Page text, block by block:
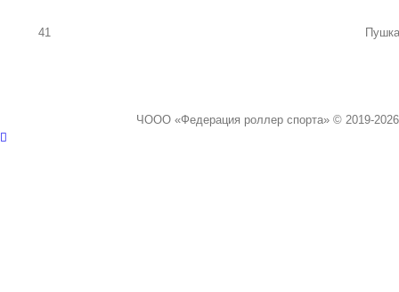
41
ЧООО «Федерация роллер спорта» © 2019-2026